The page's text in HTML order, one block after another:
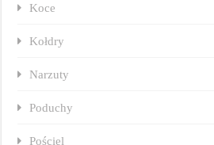
Koce
Kołdry
Narzuty
Poduchy
Pościel